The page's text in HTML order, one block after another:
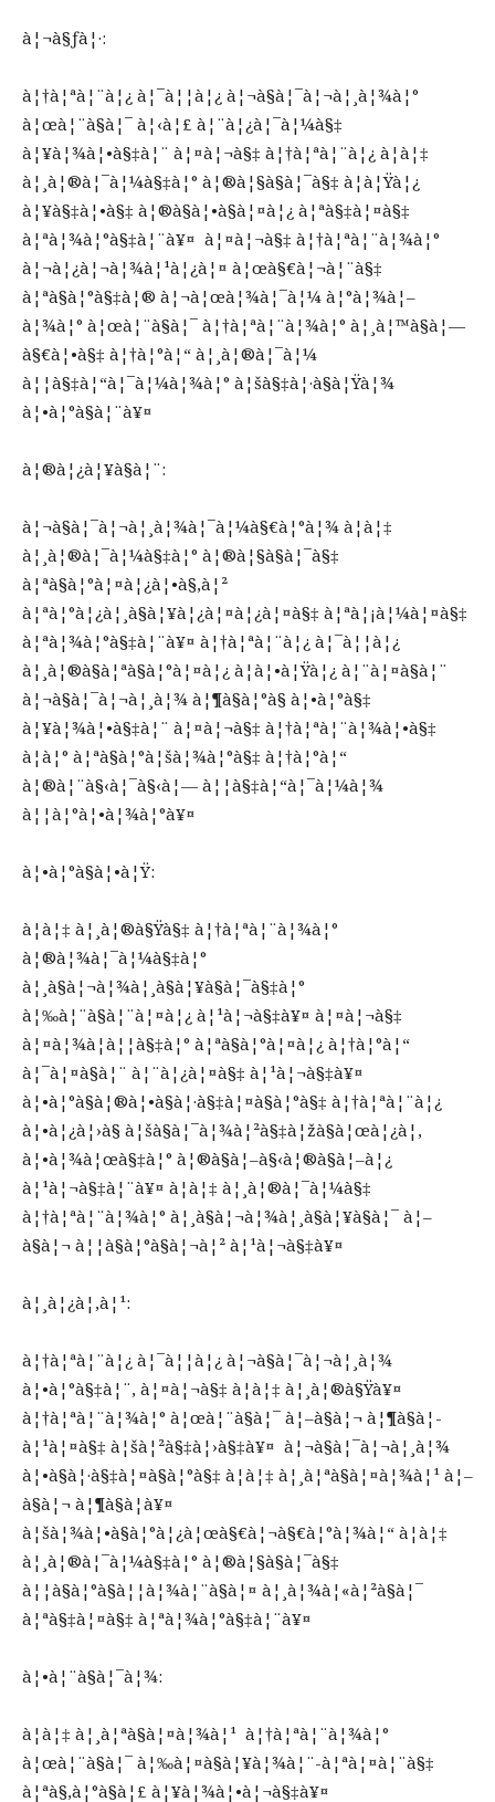
à¦¬à§ƒà¦·:
à¦†à¦ªà¦¨à¦¿ à¦¯à¦¦à¦¿ à¦¬à§à¦¯à¦¬à¦¸à¦¾à¦°
à¦œà¦¨à§à¦¯ à¦‹à¦£ à¦¨à¦¿à¦¯à¦¼à§‡
à¦¥à¦¾à¦•à§‡à¦¨ à¦¤à¦¬à§‡ à¦†à¦ªà¦¨à¦¿ à¦à¦‡
à¦¸à¦®à¦¯à¦¼à§‡à¦° à¦®à¦§à§à¦¯à§‡ à¦à¦Ÿà¦¿
à¦¥à§‡à¦•à§‡ à¦®à§à¦•à§à¦¤à¦¿ à¦ªà§‡à¦¤à§‡
à¦ªà¦¾à¦°à§‡à¦¨à¥¤ à¦¤à¦¬à§‡ à¦†à¦ªà¦¨à¦¾à¦°
à¦¬à¦¿à¦¬à¦¾à¦¹à¦¿à¦¤ à¦œà§€à¦¬à¦¨à§‡
à¦ªà§à¦°à§‡à¦® à¦¬à¦œà¦¾à¦¯à¦¼ à¦°à¦¾à¦–
à¦¾à¦° à¦œà¦¨à§à¦¯ à¦†à¦ªà¦¨à¦¾à¦° à¦¸à¦™à§à¦—
à§€à¦•à§‡ à¦†à¦°à¦“ à¦¸à¦®à¦¯à¦¼
à¦¦à§‡à¦“à¦¯à¦¼à¦¾à¦° à¦šà§‡à¦·à§à¦Ÿà¦¾
à¦•à¦°à§à¦¨à¥¤
à¦®à¦¿à¦¥à§à¦¨:
à¦¬à§à¦¯à¦¬à¦¸à¦¾à¦¯à¦¼à§€à¦°à¦¾ à¦à¦‡
à¦¸à¦®à¦¯à¦¼à§‡à¦° à¦®à¦§à§à¦¯à§‡
à¦ªà§à¦°à¦¤à¦¿à¦•à§‚à¦²
à¦ªà¦°à¦¿à¦¸à§à¦¥à¦¿à¦¤à¦¿à¦¤à§‡ à¦ªà¦¡à¦¼à¦¤à§‡
à¦ªà¦¾à¦°à§‡à¦¨à¥¤ à¦†à¦ªà¦¨à¦¿ à¦¯à¦¦à¦¿
à¦¸à¦®à§à¦ªà§à¦°à¦¤à¦¿ à¦à¦•à¦Ÿà¦¿ à¦¨à¦¤à§à¦¨
à¦¬à§à¦¯à¦¬à¦¸à¦¾ à¦¶à§à¦°à§ à¦•à¦°à§‡
à¦¥à¦¾à¦•à§‡à¦¨ à¦¤à¦¬à§‡ à¦†à¦ªà¦¨à¦¾à¦•à§‡
à¦à¦° à¦ªà§à¦°à¦šà¦¾à¦°à§‡ à¦†à¦°à¦“
à¦®à¦¨à§‹à¦¯à§‹à¦— à¦¦à§‡à¦“à¦¯à¦¼à¦¾
à¦¦à¦°à¦•à¦¾à¦°à¥¤
à¦•à¦°à§à¦•à¦Ÿ:
à¦à¦‡ à¦¸à¦®à§Ÿà§‡ à¦†à¦ªà¦¨à¦¾à¦°
à¦®à¦¾à¦¯à¦¼à§‡à¦°
à¦¸à§à¦¬à¦¾à¦¸à§à¦¥à§à¦¯à§‡à¦°
à¦‰à¦¨à§à¦¨à¦¤à¦¿ à¦¹à¦¬à§‡à¥¤ à¦¤à¦¬à§‡
à¦¤à¦¾à¦à¦¦à§‡à¦° à¦ªà§à¦°à¦¤à¦¿ à¦†à¦°à¦“
à¦¯à¦¤à§à¦¨ à¦¨à¦¿à¦¤à§‡ à¦¹à¦¬à§‡à¥¤
à¦•à¦°à§à¦®à¦•à§à¦·à§‡à¦¤à§à¦°à§‡ à¦†à¦ªà¦¨à¦¿
à¦•à¦¿à¦›à§ à¦šà§à¦¯à¦¾à¦²à§‡à¦žà§à¦œà¦¿à¦‚
à¦•à¦¾à¦œà§‡à¦° à¦®à§à¦–à§‹à¦®à§à¦–à¦¿
à¦¹à¦¬à§‡à¦¨à¥¤ à¦à¦‡ à¦¸à¦®à¦¯à¦¼à§‡
à¦†à¦ªà¦¨à¦¾à¦° à¦¸à§à¦¬à¦¾à¦¸à§à¦¥à§à¦¯ à¦–
à§à¦¬ à¦¦à§à¦°à§à¦¬à¦² à¦¹à¦¬à§‡à¥¤
à¦¸à¦¿à¦‚à¦¹:
à¦†à¦ªà¦¨à¦¿ à¦¯à¦¦à¦¿ à¦¬à§à¦¯à¦¬à¦¸à¦¾
à¦•à¦°à§‡à¦¨, à¦¤à¦¬à§‡ à¦à¦‡ à¦¸à¦®à§Ÿà¥¤
à¦†à¦ªà¦¨à¦¾à¦° à¦œà¦¨à§à¦¯ à¦–à§à¦¬ à¦¶à§à¦­
à¦¹à¦¤à§‡ à¦šà¦²à§‡à¦›à§‡à¥¤ à¦¬à§à¦¯à¦¬à¦¸à¦¾
à¦•à§à¦·à§‡à¦¤à§à¦°à§‡ à¦à¦‡ à¦¸à¦ªà§à¦¤à¦¾à¦¹ à¦–
à§à¦¬ à¦¶à§à¦­à¥¤
à¦šà¦¾à¦•à§à¦°à¦¿à¦œà§€à¦¬à§€à¦°à¦¾à¦“ à¦à¦‡
à¦¸à¦®à¦¯à¦¼à§‡à¦° à¦®à¦§à§à¦¯à§‡
à¦¦à§à¦°à§à¦¦à¦¾à¦¨à§à¦¤ à¦¸à¦¾à¦«à¦²à§à¦¯
à¦ªà§‡à¦¤à§‡ à¦ªà¦¾à¦°à§‡à¦¨à¥¤
à¦•à¦¨à§à¦¯à¦¾:
à¦à¦‡ à¦¸à¦ªà§à¦¤à¦¾à¦¹ à¦†à¦ªà¦¨à¦¾à¦°
à¦œà¦¨à§à¦¯ à¦‰à¦¤à§à¦¥à¦¾à¦¨-à¦ªà¦¤à¦¨à§‡
à¦ªà§‚à¦°à§à¦£ à¦¥à¦¾à¦•à¦¬à§‡à¥¤